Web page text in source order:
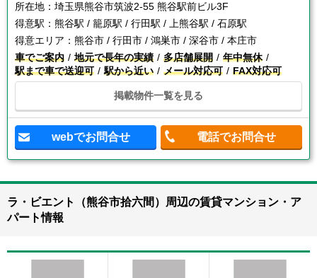
所在地： 埼玉県熊谷市筑波2-55 熊谷駅前ビル3F
得意駅： 熊谷駅 / 籠原駅 / 行田駅 / 上熊谷駅 / 石原駅
得意エリア： 熊谷市 / 行田市 / 鴻巣市 / 深谷市 / 本庄市
車でご案内
地元で長年の実績 多店舗展開
年中無休
駅まで車で送迎可
駅から近い メール対応可 FAX対応可
掲載物件一覧を見る
webでお問合せ 電話でお問合せ
ラ・ビエント（熊谷市拾六間）周辺の賃貸マンション・ア
パート情報